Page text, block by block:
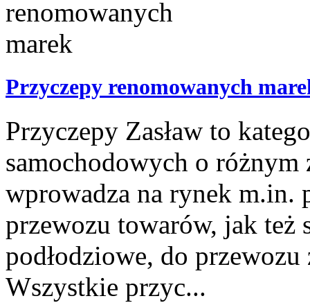
Przyczepy renomowanych
Przyczepy Zasław to
samochodowych o różnym
wprowadza na rynek m.in.
przewozu towarów, jak też
podłodziowe, do
Wszystkie przyc...